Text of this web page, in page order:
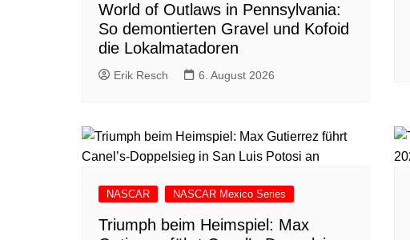
World of Outlaws in Pennsylvania:
So demontierten Gravel und Kofoid
die Lokalmatadoren
Erik Resch 6. August 2026
NASCAR NASCAR Mexico Series
Triumph beim Heimspiel: Max